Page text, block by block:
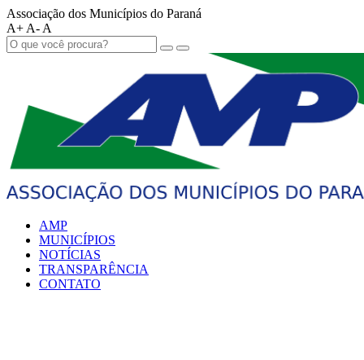
Associação dos Municípios do Paraná
A+ A- A
AMP
MUNICÍPIOS
NOTÍCIAS
TRANSPARÊNCIA
CONTATO